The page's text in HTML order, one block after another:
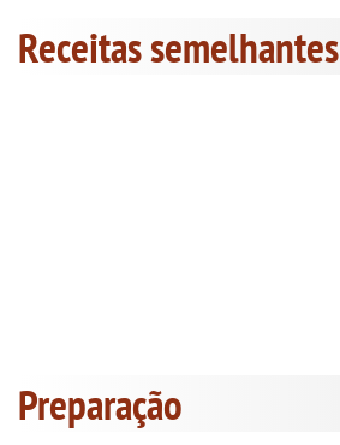
Receitas semelhantes
Preparação